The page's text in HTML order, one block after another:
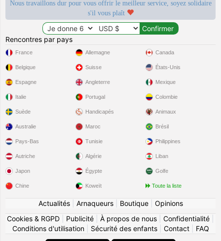
Nous travaillons dur pour vous offrir le meilleur service, soyez solidaire
s'il vous plaît
Rencontres par pays
France
Belgique
Espagne
Italie
Suède
Allemagne
Suisse
Angleterre
Portugal
Handicapés
Canada
États-Unis
Mexique
Colombie
Animaux
Australie
Pays-Bas
Autriche
Japon
Chine
Maroc
Tunisie
Algérie
Égypte
Koweït
Brésil
Philippines
Liban
Golfe
Toute la liste
Actualités| Arnaqueurs| Boutique| Opinions
Cookies & RGPD
Publicité À propos de nous Confidentialité
Conditions d'utilisation| Sécurité des enfants| Contact| FAQ